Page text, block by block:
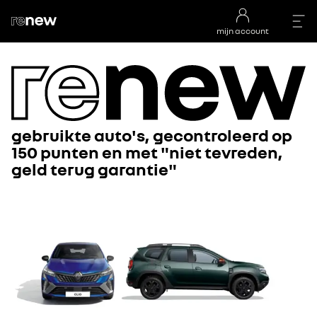
mijn account
gebruikte auto's, gecontroleerd op
150 punten en met "niet tevreden,
geld terug garantie"